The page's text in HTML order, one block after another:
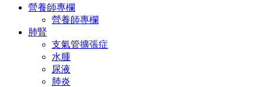
營養師專欄
營養師專欄
肺腎
支氣管擴張症
水腫
尿液
肺炎